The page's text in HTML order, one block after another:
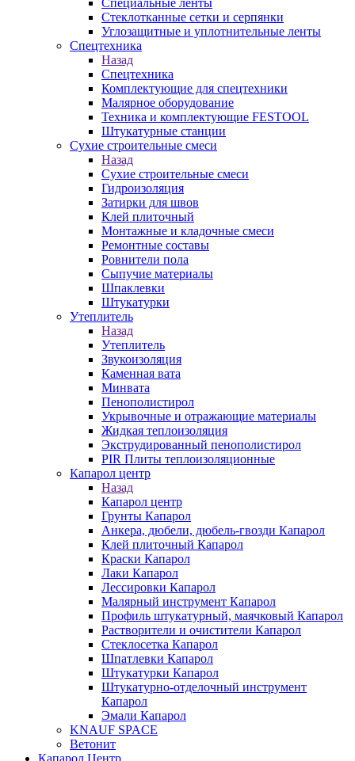
Стеклотканные сетки и серпянки
Углозащитные и уплотнительные ленты
Спецтехника
Назад
Спецтехника
Комплектующие для спецтехники
Малярное оборудование
Техника и комплектующие FESTOOL
Штукатурные станции
Сухие строительные смеси
Назад
Сухие строительные смеси
Гидроизоляция
Затирки для швов
Клей плиточный
Монтажные и кладочные смеси
Ремонтные составы
Ровнители пола
Сыпучие материалы
Шпаклевки
Штукатурки
Утеплитель
Назад
Утеплитель
Звукоизоляция
Каменная вата
Минвата
Пенополистирол
Укрывочные и отражающие материалы
Жидкая теплоизоляция
Экструдированный пенополистирол
PIR Плиты теплоизоляционные
Капарол центр
Назад
Капарол центр
Грунты Капарол
Анкера, дюбели, дюбель-гвозди Капарол
Клей плиточный Капарол
Краски Капарол
Лаки Капарол
Лессировки Капарол
Малярный инструмент Капарол
Профиль штукатурный, маячковый Капарол
Растворители и очистители Капарол
Cтеклосетка Капарол
Шпатлевки Капарол
Штукатурки Капарол
Штукатурно-отделочный инструмент
Капарол
Эмали Капарол
KNAUF SPACE
Ветонит
Капарол Центр